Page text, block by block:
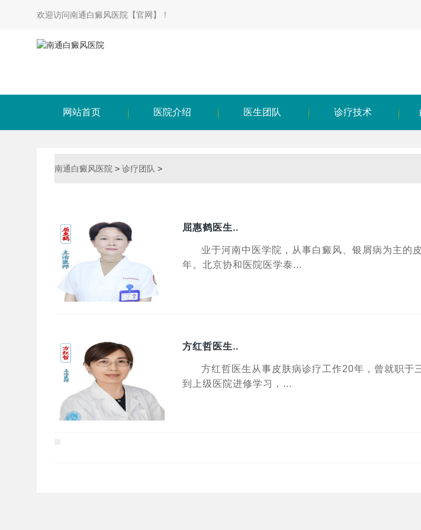
欢迎访问南通白癜风医院【官网】！
网站首页 医院介绍 医生团队 诊疗技术
南通白癜风医院 > 诊疗团队 >
屈惠鹤医生..
业于河南中医学院，从事白癜风、银屑病为主的
年。北京协和医院医学泰...
方红哲医生..
方红哲医生从事皮肤病诊疗工作20年，曾就职于
到上级医院进修学习，...